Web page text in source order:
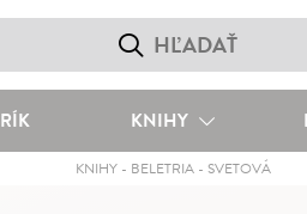
KNIHY
KNIHY - BELETRIA - SVETOVÁ